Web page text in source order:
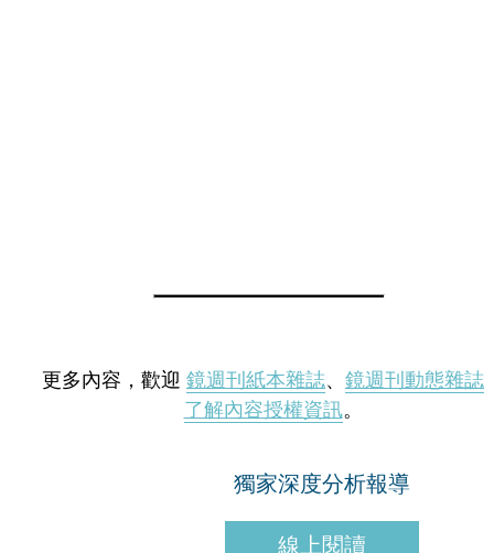
更多內容，歡迎 鏡週刊紙本雜誌、 鏡週刊動態雜誌
了解內容授權資訊。
獨家深度分析報導
線上閱讀